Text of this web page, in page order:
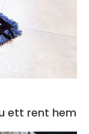
ett rent hem